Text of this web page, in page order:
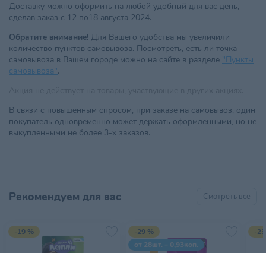
Доставку можно оформить на любой удобный для вас день,
сделав заказ с 12 по18 августа 2024.
Обратите внимание! Для Вашего удобства мы увеличили
количество пунктов самовывоза. Посмотреть, есть ли точка
самовывоза в Вашем городе можно на сайте в разделе "Пункты
самовывоза".
В связи с повышенным спросом, при заказе на самовывоз, один
покупатель одновременно может держать оформленными, но не
выкупленными не более 3-х заказов.
Рекомендуем для вас Смотреть все
-19 %
-29 %
от 28шт. – 0,93коп.
-